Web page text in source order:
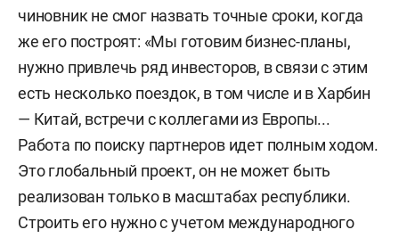
чиновник не смог назвать точные сроки, когда
же его построят: «Мы готовим бизнес-планы,
нужно привлечь ряд инвесторов, в связи с этим
есть несколько поездок, в том числе и в Харбин
— Китай, встречи с коллегами из Европы...
Работа по поиску партнеров идет полным ходом.
Это глобальный проект, он не может быть
реализован только в масштабах республики.
Строить его нужно с учетом международного